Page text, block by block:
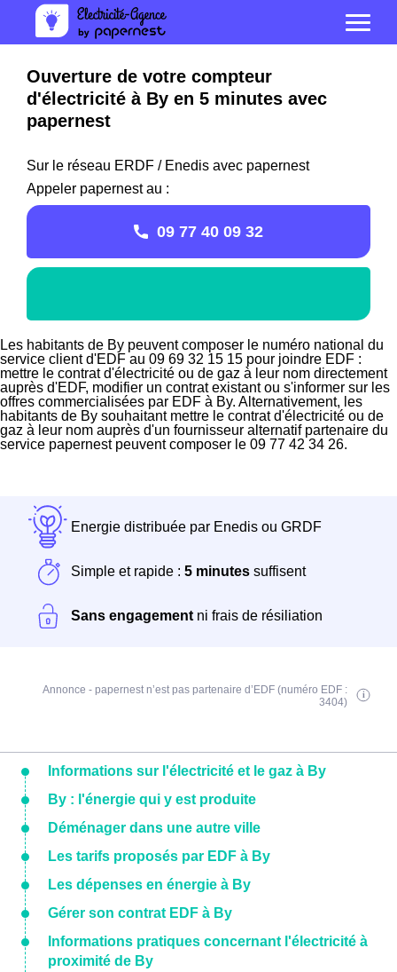
Ouverture de votre compteur
d'électricité à By en 5 minutes avec
papernest
Sur le réseau ERDF / Enedis avec papernest
Appeler papernest au :
09 77 40 09 32
Les habitants de By peuvent composer le numéro national du
service client d'EDF au 09 69 32 15 15 pour joindre EDF :
mettre le contrat d'électricité ou de gaz à leur nom directement
auprès d'EDF, modifier un contrat existant ou s'informer sur les
offres commercialisées par EDF à By. Alternativement, les
habitants de By souhaitant mettre le contrat d'électricité ou de
gaz à leur nom auprès d'un fournisseur alternatif partenaire du
service papernest peuvent composer le 09 77 42 34 26.
Energie distribuée par Enedis ou GRDF
Simple et rapide : 5 minutes suffisent
Sans engagement ni frais de résiliation
Annonce - papernest n’est pas partenaire d’EDF (numéro EDF :
3404)
Informations sur l'électricité et le gaz à By
By : l'énergie qui y est produite
Déménager dans une autre ville
Les tarifs proposés par EDF à By
Les dépenses en énergie à By
Gérer son contrat EDF à By
Informations pratiques concernant l'électricité à
proximité de By